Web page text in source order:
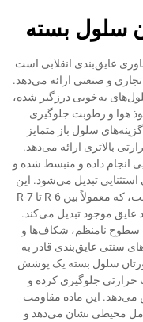
سلول بسته
عایق‌بندی انقلابی است
و صنعتی ارائه می‌دهد.
به‌خوبی درزگیر شده،
هوا و رطوبت جلوگیری
سلول باز متمایز
بالاتری ارائه می‌دهد.
انجام داده و منبسط شده و
تبدیل می‌شود. این
فناوری دارای مقدار R بالا به ازای هر اینچ است، که معمولاً بین R-6 تا R-7
عایق موجود تبدیل می‌کند.
سطوح نامنظم، شکاف‌ها و
سنتی عایق‌بندی قادر به
سلول بسته یک پوشش
حرارتی جلوگیری کرده و
این ماده مقاومت
محیطی نشان می‌دهد و